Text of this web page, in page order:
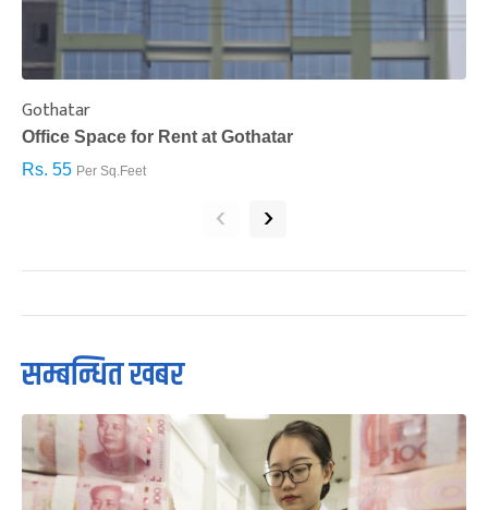
Gothatar
Office Space for Rent at Gothatar
Rs. 55 Per Sq.Feet
‹ ›
सम्बन्धित खबर